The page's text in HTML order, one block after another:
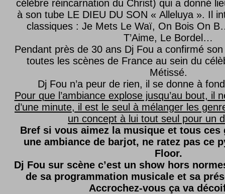
célèbre réincarnation du Christ) qui a donné
à son tube LE DIEU DU SON « Alleluya ». Il
classiques : Je Mets Le Waï, On Bois On
T’Aime, Le Bordel…
Pendant près de 30 ans Dj Fou a confirmé son
toutes les scènes de France au sein du
Métissé.
Dj Fou n’a peur de rien, il se donne à
Pour que l’ambiance explose jusqu’au bout, il
d’une minute, il est le seul à mélanger les
un concept à lui tout seul pour un
Bref si vous aimez la musique et tous ces
une ambiance de barjot, ne ratez pas ce
Floor.
Dj Fou sur scène c’est un show hors
de sa programmation musicale et sa
Accrochez-vous ça va